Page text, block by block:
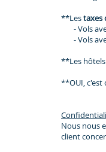
**Lestaxes
- Vols
- Vols
**Les
**OUI, c'est
Nous nous
client